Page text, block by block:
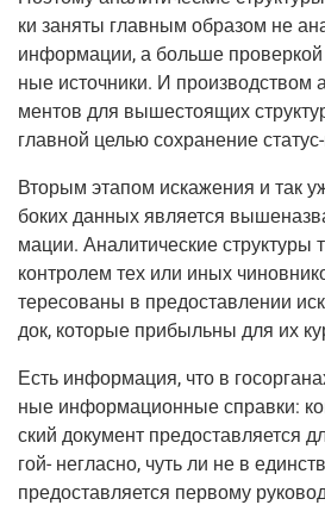
ки заня­ты глав­ным обра­зом не
инфор­ма­ции, а боль­ше
ные источ­ни­ки. И про­из­вод­ством
мен­тов для выше­сто­я­щих
глав­ной целью сохра­не­ние
Вто­рым эта­пом иска­же­ния и так
бо­ких дан­ных явля­ет­ся
ма­ции. Ана­ли­ти­че­ские струк­ту­ры
кон­тро­лем тех или иных
те­ре­со­ва­ны в предо­став­ле­нии
док, кото­рые при­быль­ны для их
Есть инфор­ма­ция, что в
ные инфор­ма­ци­он­ные справ­ки:
ский доку­мент предо­став­ля­ет­ся
гой- неглас­но, чуть ли не в
предо­став­ля­ет­ся пер­во­му